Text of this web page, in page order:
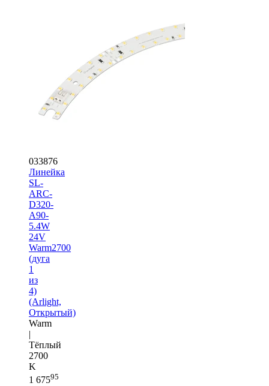
033876
Линейка
SL-
ARC-
D320-
A90-
5.4W
24V
Warm2700
(дуга
1
из
4)
(Arlight,
Открытый)
Warm
|
Тёплый
2700
K
1 67595